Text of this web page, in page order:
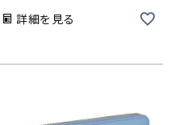
詳細を見る